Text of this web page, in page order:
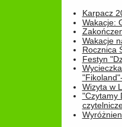
Karpacz
Wakacje:
Wakacje
Rocznica
Festyn
Wizyta w
"Czytamy